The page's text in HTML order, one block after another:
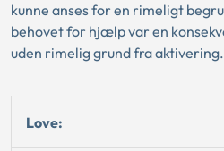
kunne anses for en rimeligt
behovet for hjælp var en
uden rimelig grund fra aktivering.
Love: